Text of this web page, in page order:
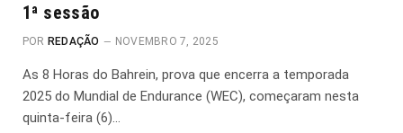
1ª sessão
POR REDAÇÃO NOVEMBRO 7, 2025
As 8 Horas do Bahrein, prova que encerra a temporada
2025 do Mundial de Endurance (WEC), começaram nesta
quinta-feira (6)…